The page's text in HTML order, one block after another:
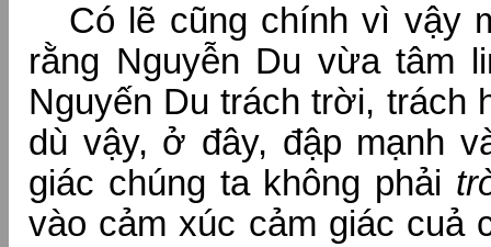
Có lẽ cũng chính vì vậy
rằng Nguyễn Du vừa tâm
Nguyến Du trách trời, trách
dù vậy, ở đây, đập mạnh
giác chúng ta không phải
vào cảm xúc cảm giác cuả